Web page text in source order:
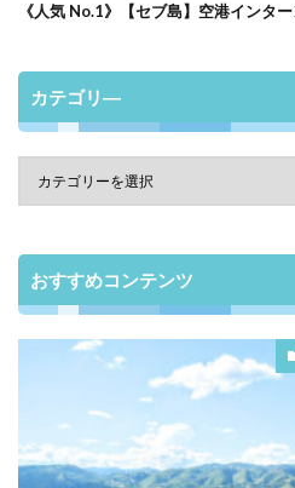
《人気 No.1》【セブ島】空港インタ
カテゴリ―
おすすめコンテンツ